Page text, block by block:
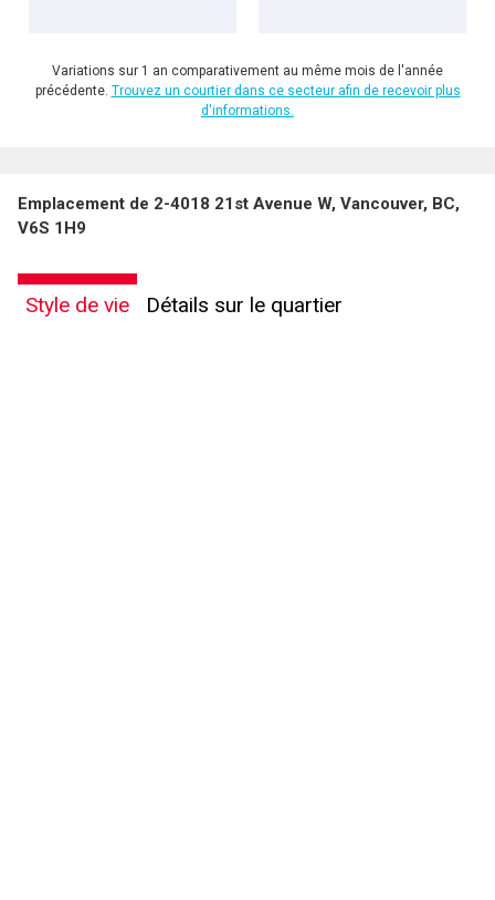
Variations sur 1 an comparativement au même mois de l'année
précédente. Trouvez un courtier dans ce secteur afin de recevoir plus
d'informations.
Emplacement de 2-4018 21st Avenue W, Vancouver, BC,
V6S 1H9
Style de vie Détails sur le quartier